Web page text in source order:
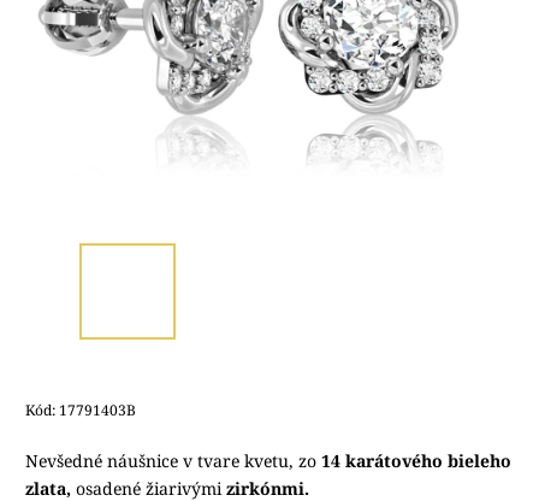
Kód: 17791403B
Nevšedné náušnice v tvare kvetu, zo 14 karátového bieleho
zlata, osadené žiarivými zirkónmi.